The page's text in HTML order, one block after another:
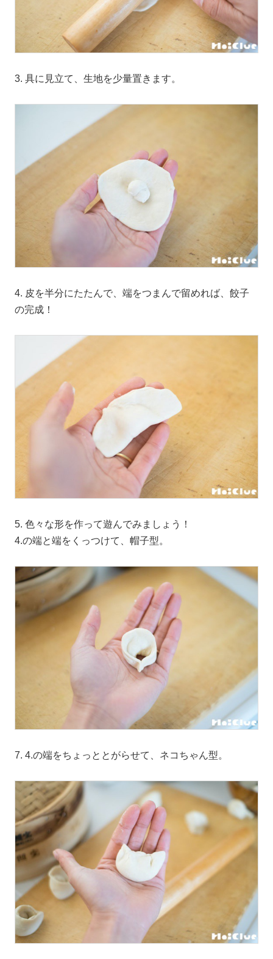
3. 具に見立て、生地を少量置きます。
4. 皮を半分にたたんで、端をつまんで留めれば、餃子
の完成！
5. 色々な形を作って遊んでみましょう！
4.の端と端をくっつけて、帽子型。
7. 4.の端をちょっととがらせて、ネコちゃん型。